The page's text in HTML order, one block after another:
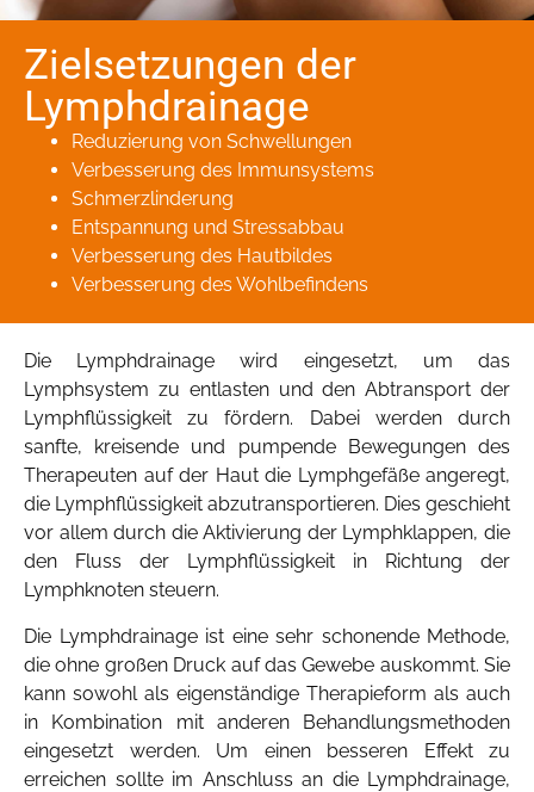
Zielsetzungen der
Lymphdrainage
Reduzierung von Schwellungen
Verbesserung des Immunsystems
Schmerzlinderung
Entspannung und Stressabbau
Verbesserung des Hautbildes
Verbesserung des Wohlbefindens
Die Lymphdrainage wird eingesetzt, um das
Lymphsystem zu entlasten und den Abtransport der
Lymphflüssigkeit zu fördern. Dabei werden durch
sanfte, kreisende und pumpende Bewegungen des
Therapeuten auf der Haut die Lymphgefäße angeregt,
die Lymphflüssigkeit abzutransportieren. Dies geschieht
vor allem durch die Aktivierung der Lymphklappen, die
den Fluss der Lymphflüssigkeit in Richtung der
Lymphknoten steuern.
Die Lymphdrainage ist eine sehr schonende Methode,
die ohne großen Druck auf das Gewebe auskommt. Sie
kann sowohl als eigenständige Therapieform als auch
in Kombination mit anderen Behandlungsmethoden
eingesetzt werden. Um einen besseren Effekt zu
erreichen sollte im Anschluss an die Lymphdrainage,